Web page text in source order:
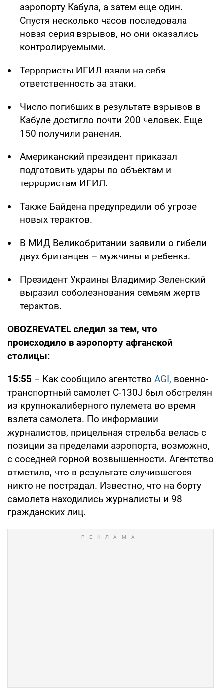
аэропорту Кабула, а затем еще один.
Спустя несколько часов последовала
новая серия взрывов, но они оказались
контролируемыми.
Террористы ИГИЛ взяли на себя
ответственность за атаки.
Число погибших в результате взрывов в
Кабуле достигло почти 200 человек. Еще
150 получили ранения.
Американский президент приказал
подготовить удары по объектам и
террористам ИГИЛ.
Также Байдена предупредили об угрозе
новых терактов.
В МИД Великобритании заявили о гибели
двух британцев – мужчины и ребенка.
Президент Украины Владимир Зеленский
выразил соболезнования семьям жертв
терактов.
OBOZREVATEL следил за тем, что
происходило в аэропорту афганской
столицы:
15:55 – Как сообщило агентство AGI, военно-
транспортный самолет C-130J был обстрелян
из крупнокалиберного пулемета во время
взлета самолета. По информации
журналистов, прицельная стрельба велась с
позиции за пределами аэропорта, возможно,
с соседней горной возвышенности. Агентство
отметило, что в результате случившегося
никто не пострадал. Известно, что на борту
самолета находились журналисты и 98
гражданских лиц.